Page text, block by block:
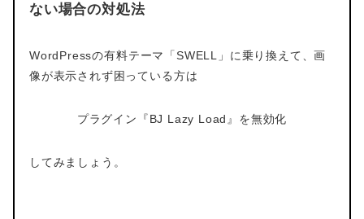
ない場合の対処法
WordPressの有料テーマ「SWELL」に乗り換えて、画
像が表示されず困っている方は
プラグイン『BJ Lazy Load』を無効化
してみましょう。